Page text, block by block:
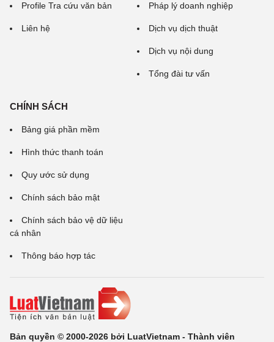
Profile Tra cứu văn bản
Liên hệ
Pháp lý doanh nghiệp
Dịch vụ dịch thuật
Dịch vụ nội dung
Tổng đài tư vấn
CHÍNH SÁCH
Bảng giá phần mềm
Hình thức thanh toán
Quy ước sử dụng
Chính sách bảo mật
Chính sách bảo vệ dữ liệu
cá nhân
Thông báo hợp tác
Bản quyền © 2000-2026 bởi LuatVietnam - Thành viên